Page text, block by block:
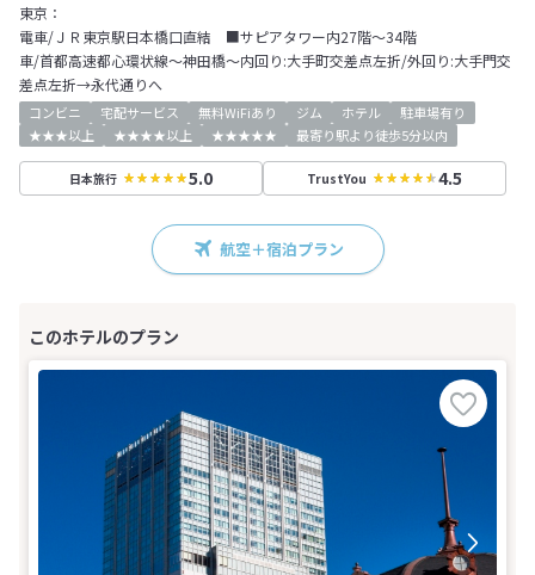
東京：
電車/ＪＲ東京駅日本橋口直結 ■サピアタワー内27階～34階
車/首都高速都心環状線～神田橋～内回り:大手町交差点左折/外回り:大手門交
差点左折→永代通りへ
コンビニ 宅配サービス 無料WiFiあり ジム ホテル
駐車場有り
★★★以上
★★★★以上 ★★★★★ 最寄り駅より徒歩5分以内
日本旅行 5.0 TrustYou 4.5
航空＋宿泊プラン